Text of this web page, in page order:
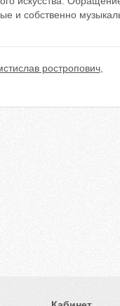
и собственно
ростропович,